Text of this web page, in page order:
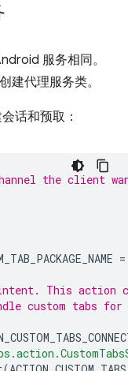
服务相同。
建代理服务类。
话和预取：
the client
=
This action
custom tabs